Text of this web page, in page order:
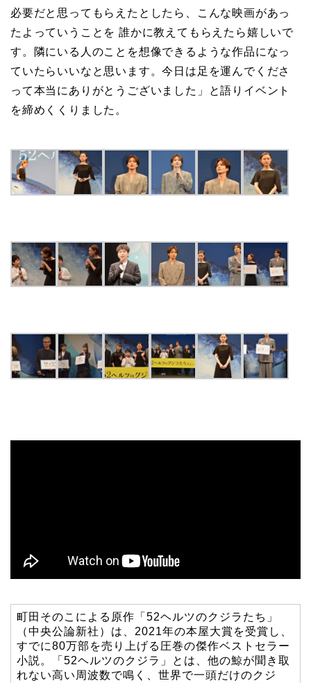
必要だと思ってもらえたとしたら、こんな映画があっ
たよっていうことを 誰かに教えてもらえたら嬉しいで
す。隣にいる人のことを想像できるような作品になっ
ていたらいいなと思います。今日は足を運んでくださ
って本当にありがとうございました」と語りイベント
を締めくくりました。
町田そのこによる原作「52ヘルツのクジラたち」
（中央公論新社）は、2021年の本屋大賞を受賞し、
すでに80万部を売り上げる圧巻の傑作ベストセラー
小説。「52ヘルツのクジラ」とは、他の鯨が聞き取
れない高い周波数で鳴く、世界で一頭だけのクジ